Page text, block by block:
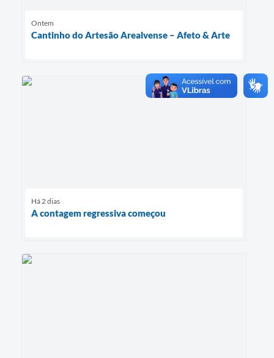
Ontem
Cantinho do Artesão Arealvense – Afeto & Arte
Há 2 dias
A contagem regressiva começou